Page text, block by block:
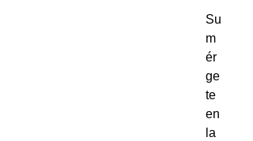
Su
m
ér
ge
te
en
la